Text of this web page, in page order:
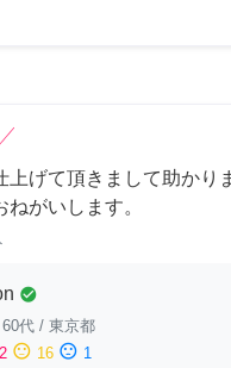
上げて頂きまして助かり
ねがいします。
check_circle
60代 / 東京都
sentiment_neutral 16 sentiment_dissatisfied 1